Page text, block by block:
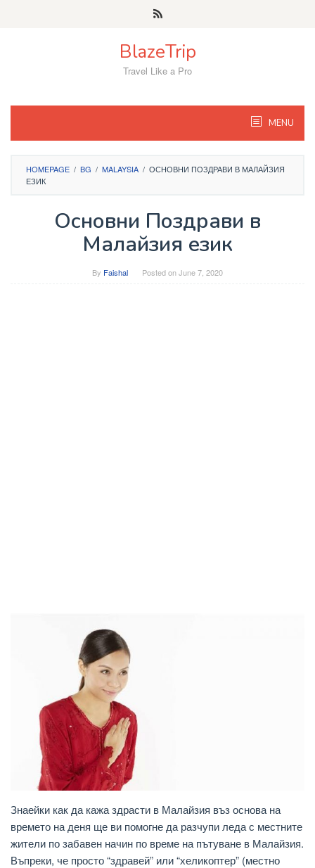
BlazeTrip
Travel Like a Pro
MENU
HOMEPAGE / BG / MALAYSIA / ОСНОВНИ ПОЗДРАВИ В МАЛАЙЗИЯ
ЕЗИК
Основни Поздрави в
Малайзия език
By Faishal Posted onJune 7, 2020
Знаейки как да кажа здрасти в Малайзия въз основа на
времето на деня ще ви помогне да разчупи леда с местните
жители по забавен начин по време на пътуване в Малайзия.
Въпреки, че просто “здравей” или “хеликоптер” (местно